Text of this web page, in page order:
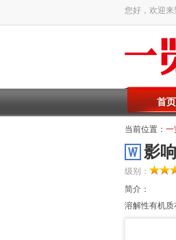
您好，欢迎来
首页
当前位置： 一
影
级别：
简介：
溶解性有机